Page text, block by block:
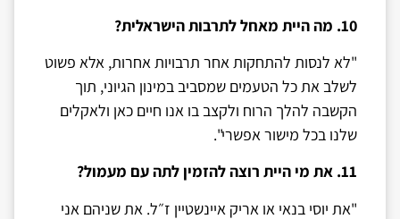
10. מה היית מאחל לתרבות הישראלית?
"לא לנסות להתחקות אחר תרבויות אחרות, אלא פשוט
לשלב את כל הטעמים שמסביב במינון הגיוני, תוך
הקשבה להלך הרוח ולקצב בו אנו חיים כאן ולאקלים
שלנו בכל מישור אפשרי".
11. את מי היית רוצה להזמין לתה עם מעמול?
"את יוסי בנאי או אריק איינשטיין ז״ל. את שניהם אני